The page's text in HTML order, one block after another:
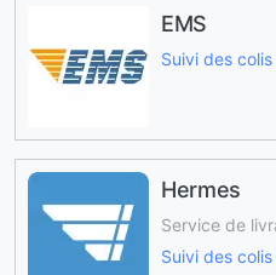
EMS
Suivi des colis
Hermes
Service de
Suivi des